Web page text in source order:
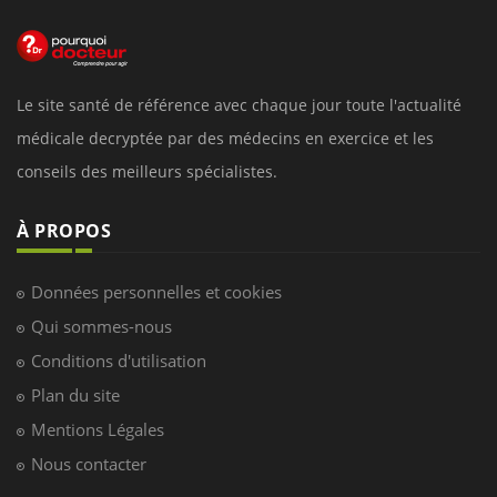
Le site santé de référence avec chaque jour toute l'actualité
médicale decryptée par des médecins en exercice et les
conseils des meilleurs spécialistes.
À PROPOS
Données personnelles et cookies
Qui sommes-nous
Conditions d'utilisation
Plan du site
Mentions Légales
Nous contacter